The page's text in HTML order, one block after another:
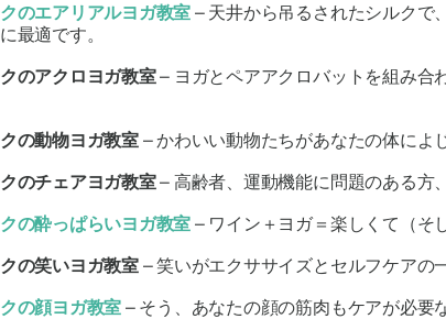
のエアリアルヨガ教室 – 天井から吊るされたシルクで
最適です。
のアクロヨガ教室– ヨガとペアアクロバットを組み合
の動物ヨガ教室– かわいい動物たちがあなたの体によ
のチェアヨガ教室– 高齢者、運動機能に問題のある方
の酔っぱらいヨガ教室 – ワイン＋ヨガ＝楽しくて（そ
の笑いヨガ教室– 笑いがエクササイズとセルフケアの
の顔ヨガ教室 – そう、あなたの顔の筋肉もケアが必要